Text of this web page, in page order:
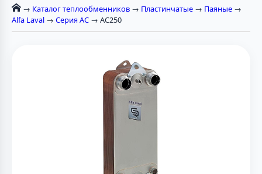
→ Каталог теплообменников → Пластинчатые → Паяные →
Alfa Laval → Серия AC → AC250